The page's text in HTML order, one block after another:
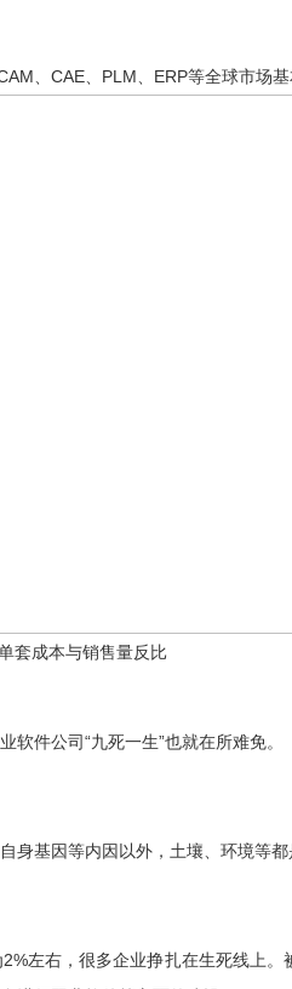
、CAE、PLM、ERP等全球市场
套成本与销售量反比
件公司“九死一生”也就在所难免。
基因等内因以外，土壤、环境等都
左右，很多企业挣扎在生死线上